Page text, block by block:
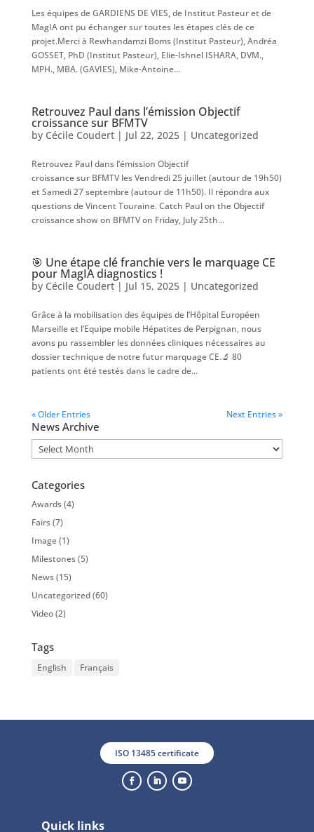
Les équipes de GARDIENS DE VIES, de Institut Pasteur et de
MagIA ont pu échanger sur toutes les étapes clés de ce
projet.Merci à Rewhandamzi Boms (Institut Pasteur), Andréa
GOSSET, PhD (Institut Pasteur), Elie-Ishnel ISHARA, DVM.,
MPH., MBA. (GAVIES), Mike-Antoine...
Retrouvez Paul dans l’émission Objectif
croissance sur BFMTV
by Cécile Coudert| Jul 22, 2025| Uncategorized
Retrouvez Paul dans l’émission Objectif
croissance sur BFMTV les Vendredi 25 juillet (autour de 19h50)
et Samedi 27 septembre (autour de 11h50). Il répondra aux
questions de Vincent Touraine. Catch Paul on the Objectif
croissance show on BFMTV on Friday, July 25th...
🎯 Une étape clé franchie vers le marquage CE
pour MagIA diagnostics !
by Cécile Coudert| Jul 15, 2025| Uncategorized
Grâce à la mobilisation des équipes de l’Hôpital Européen
Marseille et l’Equipe mobile Hépatites de Perpignan, nous
avons pu rassembler les données cliniques nécessaires au
dossier technique de notre futur marquage CE.🔬 80
patients ont été testés dans le cadre de...
« Older Entries Next Entries »
News Archive
News
Archive
Categories
Awards(4)
Fairs(7)
Image(1)
Milestones(5)
News(15)
Uncategorized(60)
Video(2)
Tags
English Français
ISO 13485 certificate
Quick links